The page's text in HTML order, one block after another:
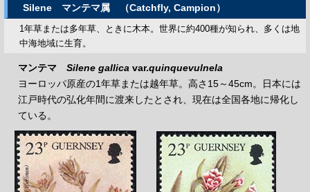
Silene マンテマ属 （Catchfly, Campion）
1年草または多年草、ときに木本。世界に約400種が知られ、多くは地
中海地域に生育。
マンテマ Silene gallica var.quinquevulnela
ヨーロッパ原産の1年草または越年草。高さ15～45cm。日本には
江戸時代の弘化年間に渡来したとされ、現在は全国各地に帰化し
ている。